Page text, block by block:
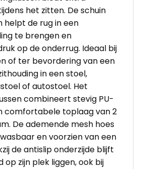
het zitten. De schuin
helpt de rug in een
te brengen en
op de onderrug. Ideaal bij
of ter bevordering van een
in een stoel,
of autostoel. Het
combineert stevig PU-
comfortabele toplaag van 2
De ademende mesh hoes
en voorzien van een
de antislip onderzijde blijft
op zijn plek liggen, ook bij